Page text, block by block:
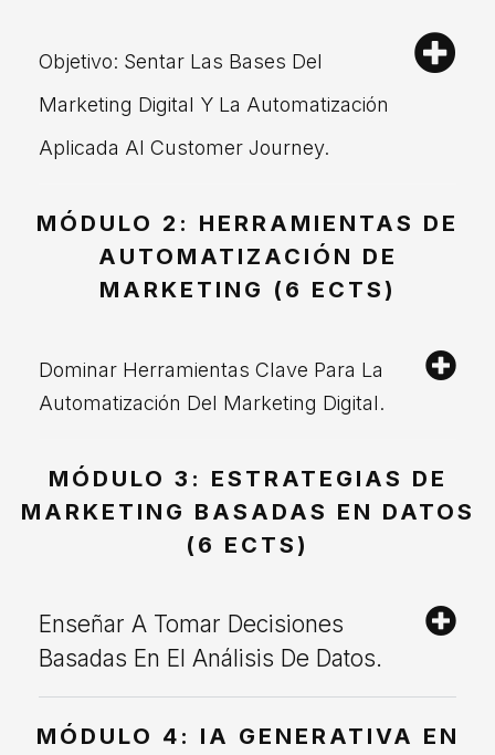
Objetivo: Sentar Las Bases Del
Marketing Digital Y La Automatización
Aplicada Al Customer Journey.
MÓDULO 2: HERRAMIENTAS DE
AUTOMATIZACIÓN DE
MARKETING (6 ECTS)
Dominar Herramientas Clave Para La
Automatización Del Marketing Digital.
MÓDULO 3: ESTRATEGIAS DE
MARKETING BASADAS EN DATOS
(6 ECTS)
Enseñar A Tomar Decisiones
Basadas En El Análisis De Datos.
MÓDULO 4: IA GENERATIVA EN